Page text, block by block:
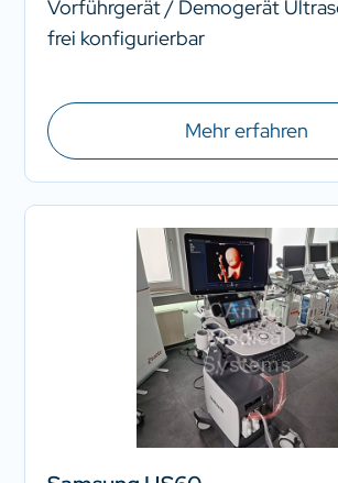
Vorführgerät / Demogerät
frei konfigurierbar
Mehr erfahren